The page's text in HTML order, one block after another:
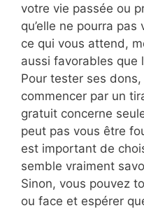
votre vie passée ou
qu’elle ne pourra
ce qui vous attend,
aussi favorables que
Pour tester ses
commencer par un
gratuit concerne
peut pas vous être
est important de
semble vraiment
Sinon, vous pouvez
ou face et espérer